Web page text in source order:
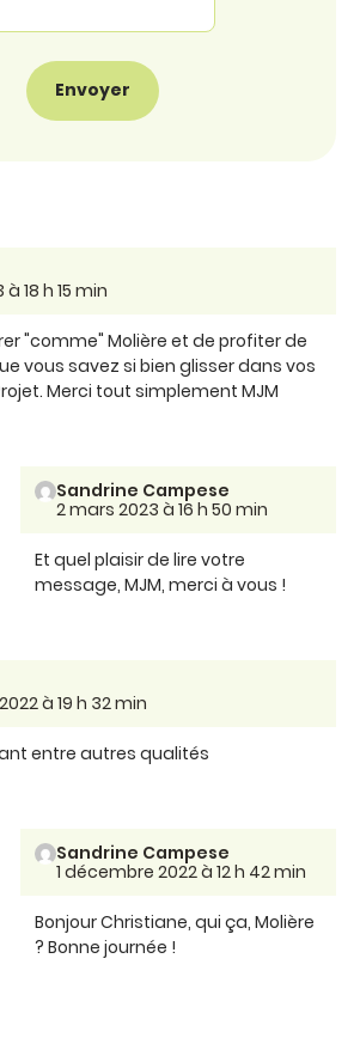
18 h 15 min
"comme" Molière et de profiter de
vous savez si bien glisser dans vos
Merci tout simplement MJM
Sandrine Campese
2 mars 2023 à 16 h 50 min
Et quel plaisir de lire votre
message, MJM, merci à vous !
à 19 h 32 min
entre autres qualités
Sandrine Campese
1 décembre 2022 à 12 h 42 min
Bonjour Christiane, qui ça, Molière
? Bonne journée !